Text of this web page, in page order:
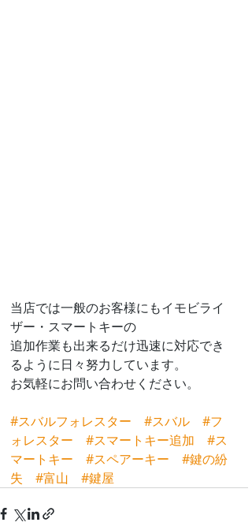
当店では一般のお客様にもイモビライ
ザー・スマートキーの
追加作業も出来るだけ迅速に対応でき
るように日々努力しています。
お気軽にお問い合わせください。
#スバルフォレスター #スバル
#フ
ォレスター
#スマートキー追加
#ス
マートキー
#スペアーキー
#鍵の紛
失
#富山 #鍵屋